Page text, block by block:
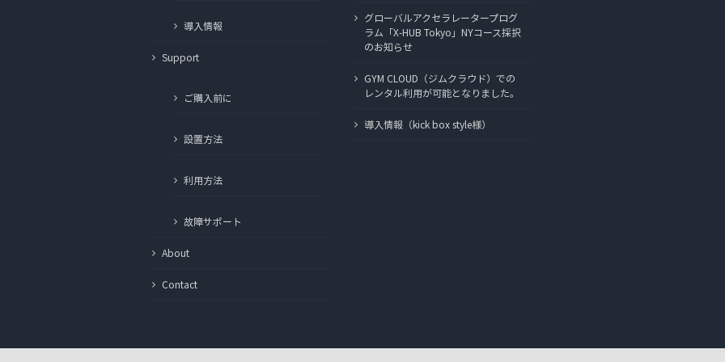
導入情報
Support
ご購入前に
設置方法
利用方法
故障サポート
About
Contact
グローバルアクセラレータープログ
ラム「X-HUB Tokyo」NYコース採択
のお知らせ
GYM CLOUD（ジムクラウド）での
レンタル利用が可能となりました。
導入情報（kick box style様）